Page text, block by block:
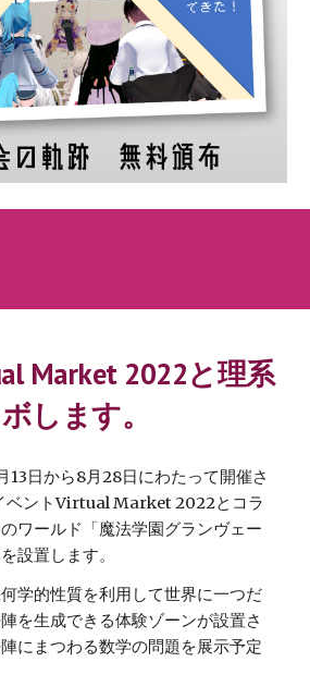
Market 2022と理系
します。
13日から8月28日にわたって開催さ
ベントVirtual Market 2022とコラ
ワールド「魔法学園グランヴェー
設置します。
学的性質を利用して世界に一つだ
を生成できる体験ゾーンが設置さ
にまつわる数学の問題を展示予定